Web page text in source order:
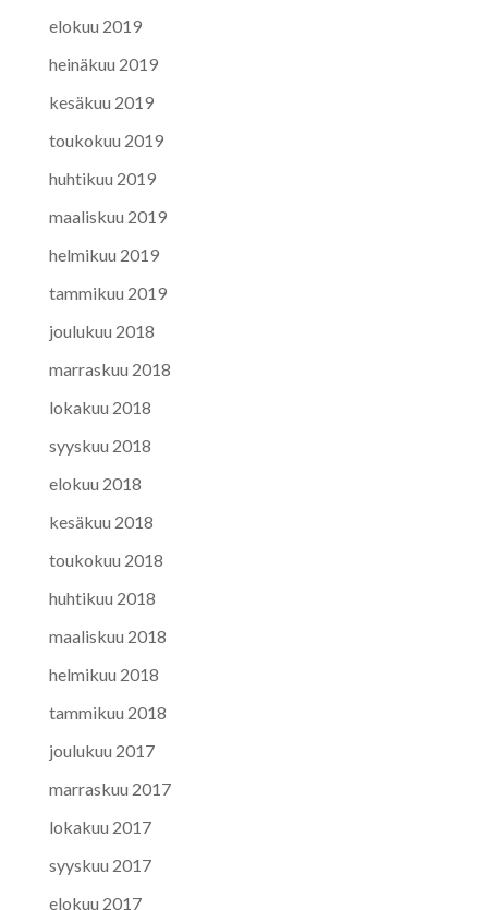
elokuu 2019
heinäkuu 2019
kesäkuu 2019
toukokuu 2019
huhtikuu 2019
maaliskuu 2019
helmikuu 2019
tammikuu 2019
joulukuu 2018
marraskuu 2018
lokakuu 2018
syyskuu 2018
elokuu 2018
kesäkuu 2018
toukokuu 2018
huhtikuu 2018
maaliskuu 2018
helmikuu 2018
tammikuu 2018
joulukuu 2017
marraskuu 2017
lokakuu 2017
syyskuu 2017
elokuu 2017